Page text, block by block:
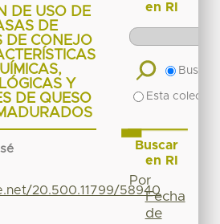
DE USO DE
DE
DE CONEJO
Y
DE QUESO
20.500.11799/58940
en RI
Buscar
Esta
Buscar
en RI
Por
Fecha
de